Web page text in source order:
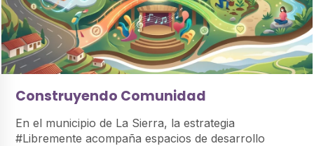
Construyendo Comunidad
En el municipio de La Sierra, la estrategia
#Libremente acompaña espacios de desarrollo